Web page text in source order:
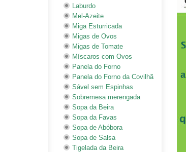
Laburdo
Mel-Azeite
Miga Esturricada
Migas de Ovos
Migas de Tomate
Míscaros com Ovos
Panela do Forno
Panela do Forno da Covilhã
Sável sem Espinhas
Sobremesa merengada
Sopa da Beira
Sopa da Favas
Sopa de Abóbora
Sopa de Salsa
Tigelada da Beira